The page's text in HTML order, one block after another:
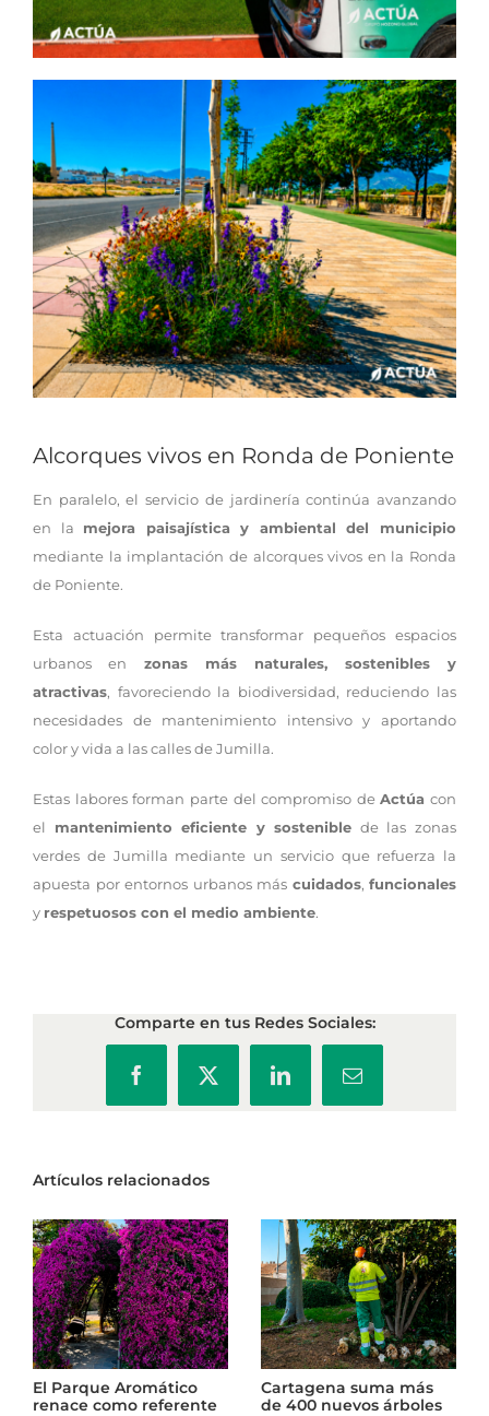
Alcorques vivos en Ronda de Poniente
En paralelo, el servicio de jardinería continúa avanzando
en la mejora paisajística y ambiental del municipio
mediante la implantación de alcorques vivos en la Ronda
de Poniente.
Esta actuación permite transformar pequeños espacios
urbanos en zonas más naturales, sostenibles y
atractivas, favoreciendo la biodiversidad, reduciendo las
necesidades de mantenimiento intensivo y aportando
color y vida a las calles de Jumilla.
Estas labores forman parte del compromiso deActúa con
el mantenimiento eficiente y sostenible de las zonas
verdes de Jumilla mediante un servicio que refuerza la
apuesta por entornos urbanos más cuidados, funcionales
y respetuosos con el medio ambiente.
Comparte en tus Redes Sociales:
FacebookX LinkedInCorreo
electrónico
Artículos relacionados
suma más
nuevos árboles
El punto limpio de La
Almunia inicia una
El
renace